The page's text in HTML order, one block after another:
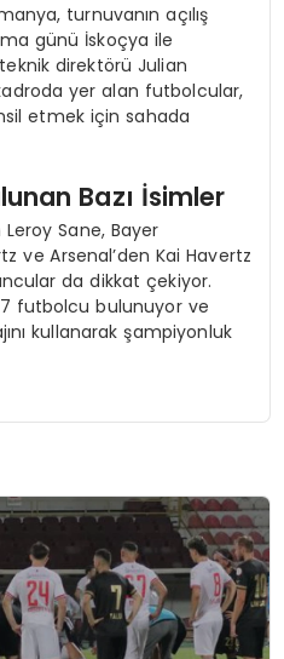
turnuvanın açılış
günü İskoçya ile
teknik direktörü Julian
yer alan futbolcular,
etmek için sahada
Bazı İsimler
Sane, Bayer
ve Arsenal’den Kai Havertz
da dikkat çekiyor.
futbolcu bulunuyor ve
kullanarak şampiyonluk